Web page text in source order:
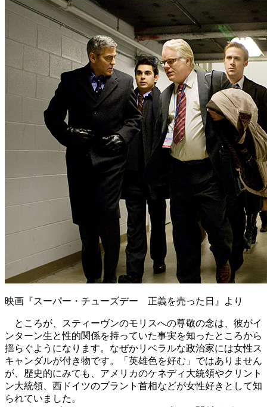
映画『スーパー・チューズデー 正義を売った日』より
ところが、スティーヴンのモリスへの尊敬の念は、彼がイ
ンターン生と性的関係を持っていた事実を知ったところから
揺らぐようになります。なぜかリベラルな政治家には女性ス
キャンダルが付き物です。「英雄色を好む」ではありません
が、歴史的にみても、アメリカのケネディ大統領やクリント
ン大統領、西ドイツのブラント首相などが女性好きとして知
られていました。